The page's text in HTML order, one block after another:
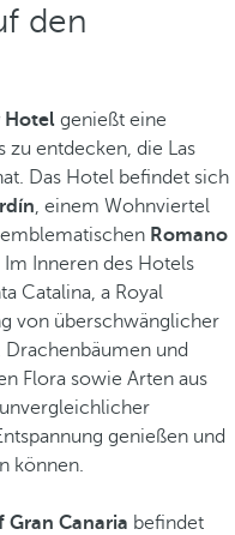
den
Hotel genießt eine
zu entdecken, die Las
Das Hotel befindet sich
, einem Wohnviertel
Romano
Inneren des Hotels
Catalina, a Royal
von überschwänglicher
und
Flora sowie Arten aus
genießen und
können.
Gran Canaria befindet